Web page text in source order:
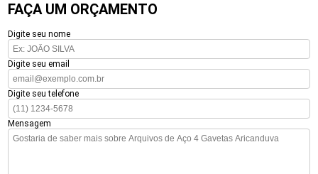
FAÇA UM ORÇAMENTO
Digite seu nome
Digite seu email
Digite seu telefone
Mensagem